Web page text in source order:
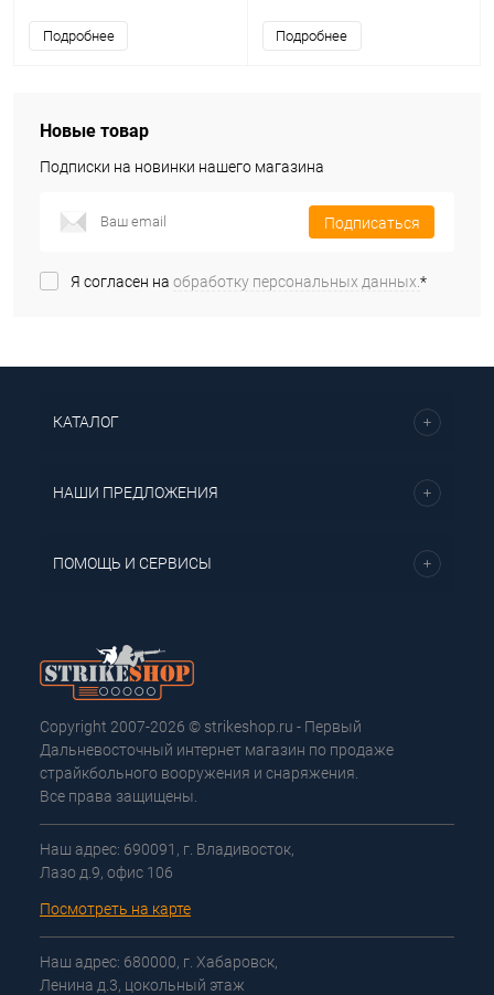
Подробнее Подробнее
Новые товар
Подписки на новинки нашего магазина
Подписаться
Я согласен на обработку персональных данных.*
КАТАЛОГ
НАШИ ПРЕДЛОЖЕНИЯ
ПОМОЩЬ И СЕРВИСЫ
Copyright 2007-2026 © strikeshop.ru - Первый
Дальневосточный интернет магазин по продаже
страйкбольного вооружения и снаряжения.
Все права защищены.
Наш адрес: 690091, г. Владивосток,
Лазо д.9, офис 106
Посмотреть на карте
Наш адрес: 680000, г. Хабаровск,
Ленина д.3, цокольный этаж